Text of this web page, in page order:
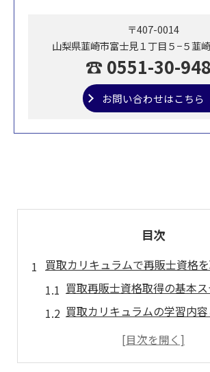
〒407-0014
山梨県韮崎市富士見１丁目５−５韮
☎ 0551-30-
お問い合わせはこちら
目次
買取カリキュラムで再販士資格
買取再販士資格取得の基本
買取カリキュラムの学習内
再販士資格取得に必要な準備